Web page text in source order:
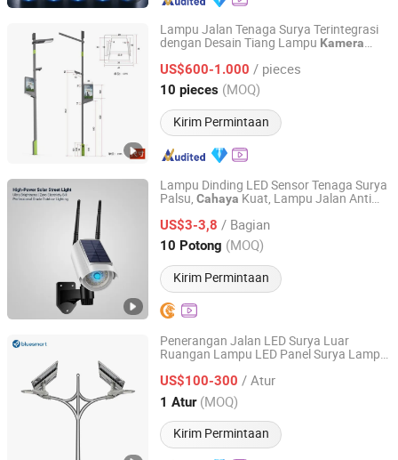
Lampu Jalan Tenaga Surya Terintegrasi
dengan Desain Tiang Lampu Kamera
Cerdas
US$600-1.000 / pieces
10 pieces (MOQ)
Kirim Permintaan
Ddk Tech Elecfacility Yangzhou Co., Ltd
Jiangsu, China Harga mulai 2025
Lampu Dinding LED Sensor Tenaga Surya
Palsu, Cahaya Kuat, Lampu Jalan Anti
US$3-3,8 / Bagian
10 Potong (MOQ)
Kirim Permintaan
Zhangzhou Gengdi Trading Co., Ltd.
Fujian, China Harga mulai 2026
Penerangan Jalan LED Surya Luar
Ruangan Lampu LED Panel Surya Lampu
US$100-300 / Atur
1 Atur (MOQ)
Kirim Permintaan
Bluesmart Solar PV Co., Ltd.
Guangdong, China Harga mulai 2016